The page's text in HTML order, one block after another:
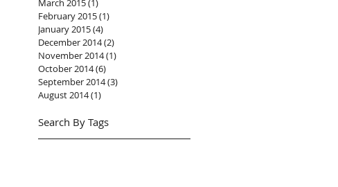
March 2015(1)
February 2015(1)
January 2015(4)
December 2014(2)
November 2014(1)
October 2014(6)
September 2014(3)
August 2014(1)
Search By Tags